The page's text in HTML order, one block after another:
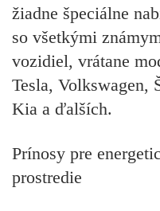
žiadne špeciálne
so všetkými
vozidiel, vrátane
Tesla, Volkswagen,
Kia a ďalších.
Prínosy pre
prostredie